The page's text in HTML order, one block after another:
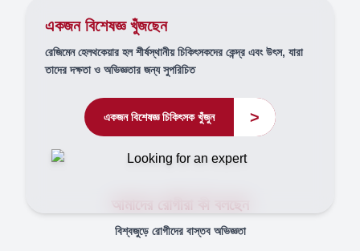
একজন বিশেষজ্ঞ খুঁজছেন
রেজিমেন হেলথকেয়ার হল শীর্ষস্থানীয় চিকিৎসকদের কেন্দ্র এবং উৎস, যারা
তাদের দক্ষতা ও অভিজ্ঞতার জন্য সুপরিচিত
একজন বিশেষজ্ঞ চিকিৎসক খুঁজুন >
আমাদের রোগীরা কী বলছেন
বিশ্বজুড়ে রোগীদের বাস্তব অভিজ্ঞতা